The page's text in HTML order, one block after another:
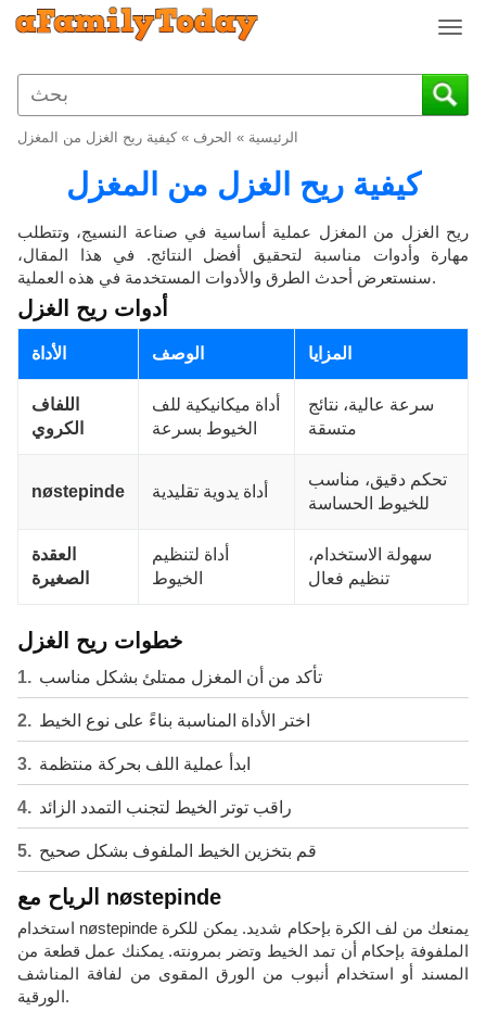
T
g
g
i
g
الرئيسية » الحرف » كيفية ريح الغزل من المغزل
كيفية ريح الغزل من المغزل
ريح الغزل من المغزل عملية أساسية في صناعة النسيج، وتتطلب
مهارة وأدوات مناسبة لتحقيق أفضل النتائج. في هذا المقال،
سنستعرض أحدث الطرق والأدوات المستخدمة في هذه العملية.
أدوات ريح الغزل
الأداة الوصف المزايا
اللفاف
الكروي
أداة ميكانيكية للف
الخيوط بسرعة
سرعة عالية، نتائج
متسقة
nøstepinde أداة يدوية تقليدية
تحكم دقيق، مناسب
للخيوط الحساسة
العقدة
الصغيرة
أداة لتنظيم
الخيوط
سهولة الاستخدام،
تنظيم فعال
خطوات ريح الغزل
تأكد من أن المغزل ممتلئ بشكل مناسب
اختر الأداة المناسبة بناءً على نوع الخيط
ابدأ عملية اللف بحركة منتظمة
راقب توتر الخيط لتجنب التمدد الزائد
قم بتخزين الخيط الملفوف بشكل صحيح
الرياح مع nøstepinde
استخدام nøstepinde يمنعك من لف الكرة بإحكام شديد. يمكن للكرة
الملفوفة بإحكام أن تمد الخيط وتضر بمرونته. يمكنك عمل قطعة من
المسند أو استخدام أنبوب من الورق المقوى من لفافة المناشف
الورقية.